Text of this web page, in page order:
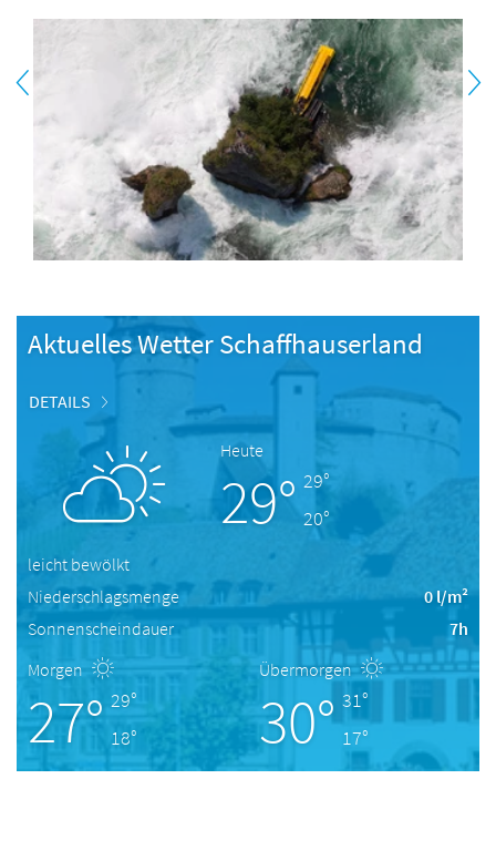
Aktuelles Wetter Schaffhauserland
DETAILS
Heute
29° 29°
20°
leicht bewölkt
Niederschlagsmenge
0 l/m²
Sonnenscheindauer
7h
Morgen
27° 29°
18°
Übermorgen
30° 31°
17°